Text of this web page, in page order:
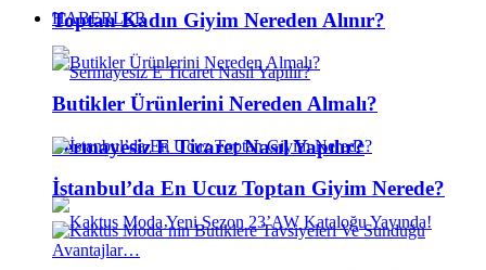
HABERLER
Sermayesiz E Ticaret Nasıl Yapılır?
Toptan Kadın Giyim Nereden Alınır?
Butikler Ürünlerini Nereden Almalı?
İstanbul’da En Ucuz Toptan Giyim Nerede?